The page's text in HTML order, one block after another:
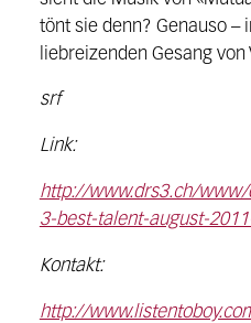
tönt sie denn? Genauso –
liebreizenden Gesang von
srf
Link:
http://www.drs3.ch/
3-best-talent-august-
Kontakt:
http://